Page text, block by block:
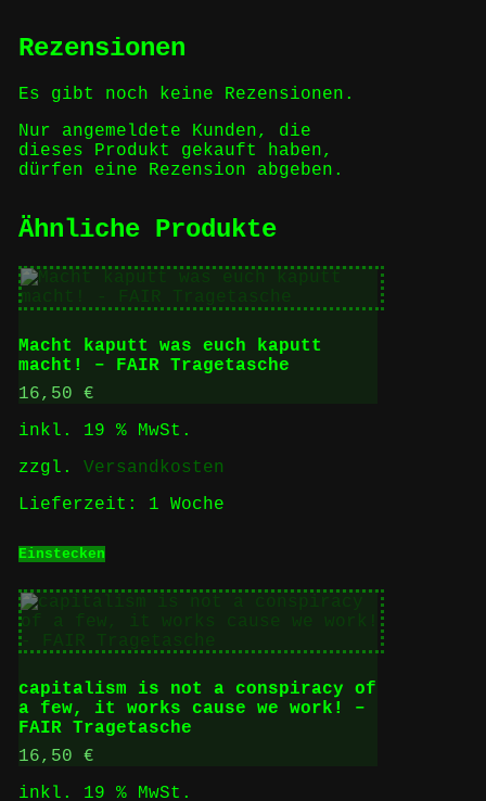
Rezensionen
Es gibt noch keine Rezensionen.
Nur angemeldete Kunden, die
dieses Produkt gekauft haben,
dürfen eine Rezension abgeben.
Ähnliche Produkte
Macht kaputt was euch kaputt
macht! – FAIR Tragetasche
16,50 €
inkl. 19 % MwSt.
zzgl. Versandkosten
Lieferzeit: 1 Woche
Einstecken
capitalism is not a conspiracy of
a few, it works cause we work! –
FAIR Tragetasche
16,50 €
inkl. 19 % MwSt.